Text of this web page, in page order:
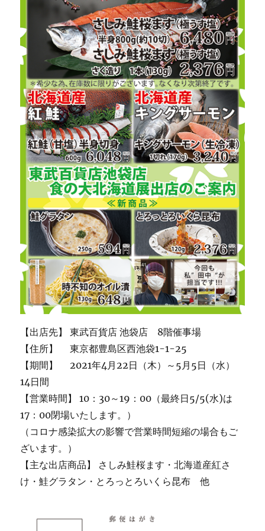
【出店先】 東武百貨店 池袋店 8階催事場
【住所】 東京都豊島区西池袋1-1-25
【期間】 2021年4月22日（木）～5月5日（水）
14日間
【営業時間】 10：30～19：00（最終日5/5(水)は
17：00閉場いたします。）
（コロナ感染拡大の影響で営業時間短縮の場合もご
ざいます。）
【主な出店商品】 さしみ鮭桜ます・北海道産紅さ
け・鮭グラタン・とろっとろいくら昆布 他